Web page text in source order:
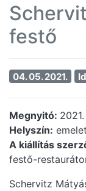
festő
04. 05. 2021.
Megnyitó:
Helyszín:
A kiállítás
festő-
Schervitz